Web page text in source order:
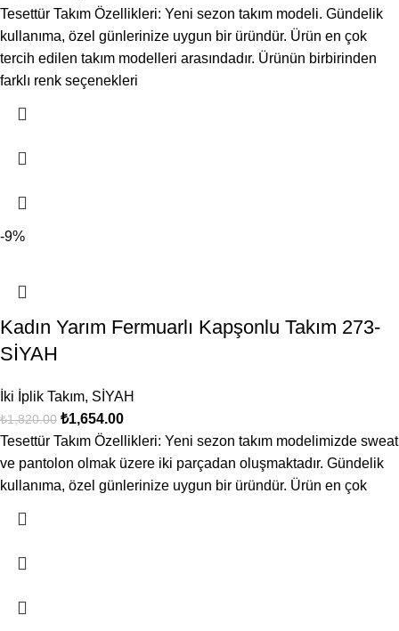
Tesettür Takım Özellikleri: Yeni sezon takım modeli. Gündelik
kullanıma, özel günlerinize uygun bir üründür. Ürün en çok
tercih edilen takım modelleri arasındadır. Ürünün birbirinden
farklı renk seçenekleri
-9%
Kadın Yarım Fermuarlı Kapşonlu Takım 273-
SİYAH
İki İplik Takım, SİYAH
₺1,820.00 ₺1,654.00
Tesettür Takım Özellikleri: Yeni sezon takım modelimizde sweat
ve pantolon olmak üzere iki parçadan oluşmaktadır. Gündelik
kullanıma, özel günlerinize uygun bir üründür. Ürün en çok